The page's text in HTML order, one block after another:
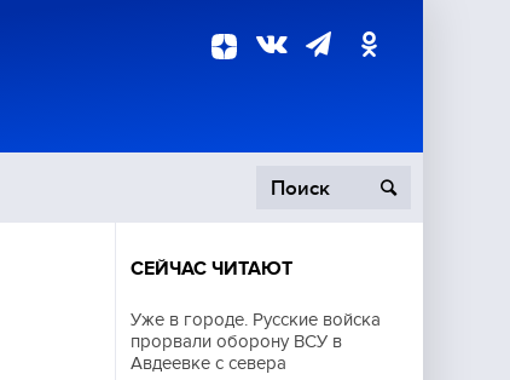
СЕЙЧАС ЧИТАЮТ
Уже в городе. Русские войска
прорвали оборону ВСУ в
Авдеевке с севера